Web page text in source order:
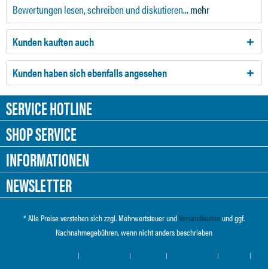
Bewertungen lesen, schreiben und diskutieren...mehr
Kunden kauften auch
Kunden haben sich ebenfalls angesehen
SERVICE HOTLINE
SHOP SERVICE
INFORMATIONEN
NEWSLETTER
* Alle Preise verstehen sich zzgl. Mehrwertsteuer undVersandkostenund ggf.
Nachnahmegebühren, wenn nicht anders beschrieben